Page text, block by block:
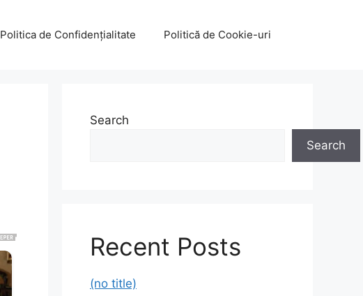
Politica de Confidențialitate Politică de Cookie-uri
Search
Search
Recent Posts
(no title)